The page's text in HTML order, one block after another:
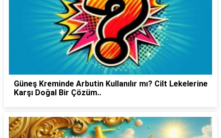
Güneş Kreminde Arbutin Kullanılır mı? Cilt Lekelerine
Karşı Doğal Bir Çözüm..